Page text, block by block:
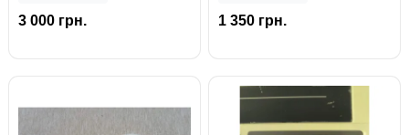
3 000 грн. 1 350 грн.